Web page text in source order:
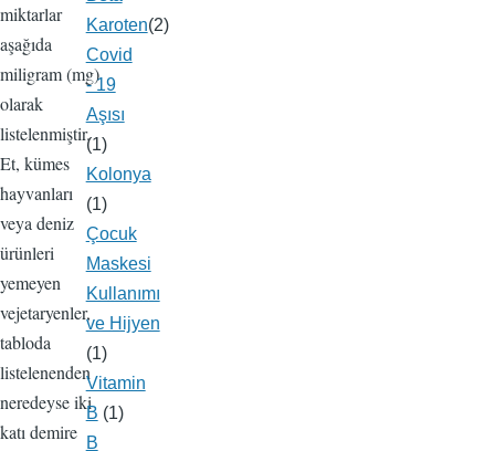
miktarlar
aşağıda
miligram (mg)
olarak
listelenmiştir.
Et, kümes
hayvanları
veya deniz
ürünleri
yemeyen
vejetaryenler,
tabloda
listelenenden
neredeyse iki
katı demire
Karoten(2)
Covid
- 19
Aşısı
(1)
Kolonya
(1)
Çocuk
Maskesi
Kullanımı
ve Hijyen
(1)
Vitamin
B (1)
B